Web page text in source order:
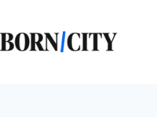
springen